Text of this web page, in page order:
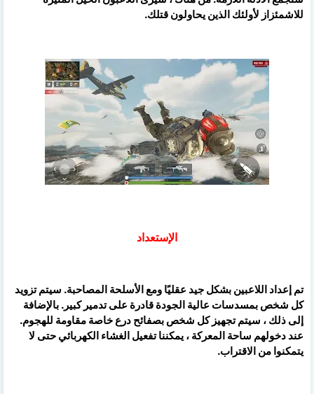
للاشمئزاز لأولئك الذين يحاولون قتلك.
الإستعداد
تم إعداد اللاعبين بشكل جيد عقليًا ومع الأسلحة المصاحبة. سيتم تزويد
كل شخص بمسدسات عالية الجودة قادرة على تدمير كبير. بالإضافة
إلى ذلك ، سيتم تجهيز كل شخص بصفائح درع خاصة مقاومة للهجوم.
عند دخولهم ساحة المعركة ، يمكننا تفعيل الغشاء الكهربائي حتى لا
يتمكنوا من الاقتراب.